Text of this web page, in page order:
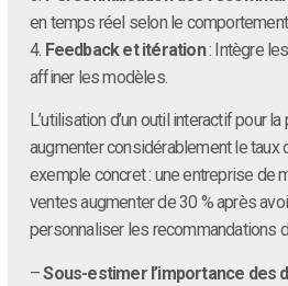
en temps réel selon le
4. Feedback et itération: Intègre
affiner les modèles.
L’utilisation d’un outil interactif pour
augmenter considérablement le taux
exemple concret : une entreprise de
ventes augmenter de 30 % après
personnaliser les recommandations
–Sous-estimer l’importance des